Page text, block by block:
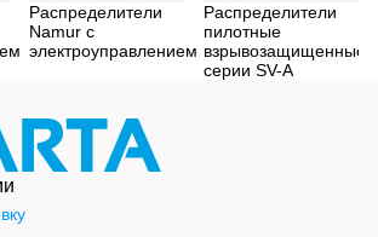
Распределители
Namur с
электроуправлением
Распределители
пилотные
взрывозащищенные
серии SV-A